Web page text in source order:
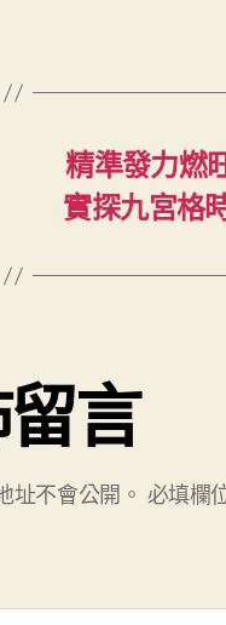
舉
消
息
發
精準發力燃
實探九宮格
言
址不會公開。 必填欄